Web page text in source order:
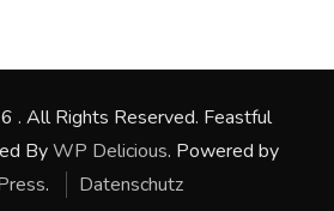
. All Rights Reserved. Feastful
ByWP Delicious. Powered by
. Datenschutz